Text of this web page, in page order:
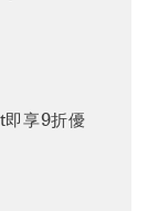
享9折優